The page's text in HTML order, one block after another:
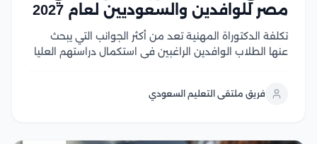
مصر للوافدين والسعوديين لعام 2027
تكلفة الدكتوراة المهنية تعد من أكثر الجوانب التي يبحث
عنها الطلاب الوافدين الراغبين في استكمال دراستهم العليا
عن هذا النوع من...
فريق ملتقى التعليم السعودي